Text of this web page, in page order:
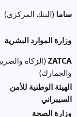
ساما (البنك المركزي)
وزارة الموارد البشرية
ZATCA(الزكاة
والجمارك)
الهيئة الوطنية للأمن
السيبراني
وزارة الصحة